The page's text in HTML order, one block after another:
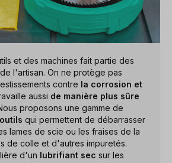
et des machines fait partie des
l'artisan. On ne protège pas
contre la corrosion et
aussi de manière plus sûre
proposons une gamme de
qui permettent de débarrasser
lames de scie ou les fraises de la
de colle et d'autres impuretés.
d'un lubrifiant sec sur les